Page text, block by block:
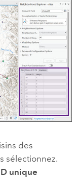
des
sélectionnez.
unique